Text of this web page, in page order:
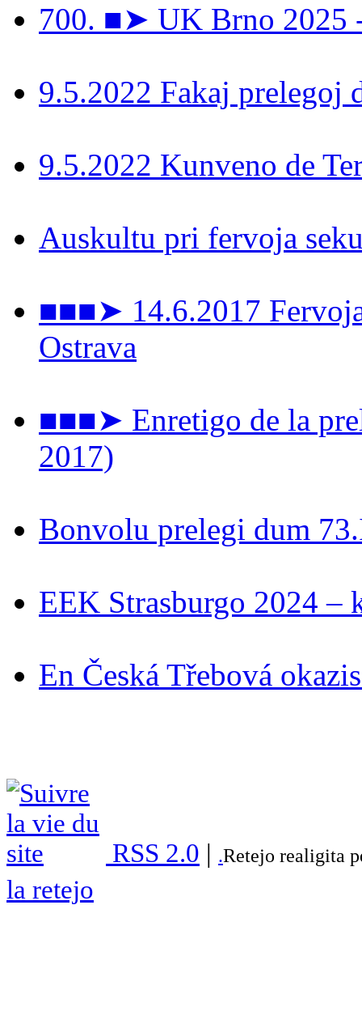
700. ■➤ UK Brno 2025
9.5.2022 Fakaj prelegoj
9.5.2022 Kunveno de
Auskultu pri fervoja
■■■➤ 14.6.2017
Ostrava
■■■➤ Enretigo de la
2017)
Bonvolu prelegi dum
EEK Strasburgo 2024 –
En Česká Třebová
RSS 2.0 | .Retejo realigita
la retejo